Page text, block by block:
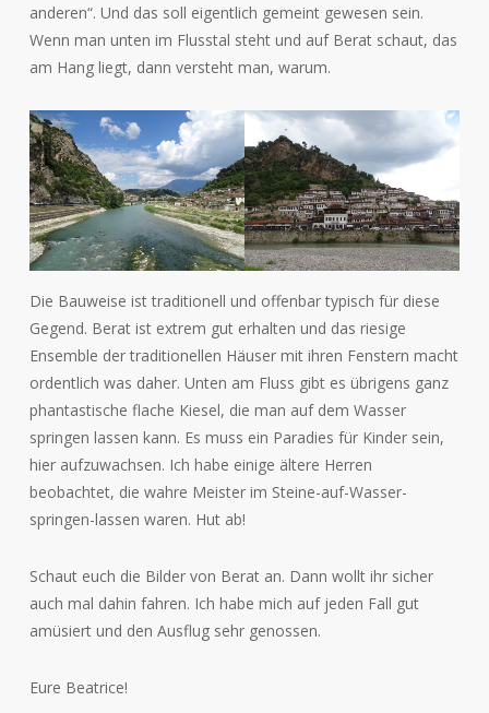
anderen“. Und das soll eigentlich gemeint gewesen sein.
Wenn man unten im Flusstal steht und auf Berat schaut, das
am Hang liegt, dann versteht man, warum.
Die Bauweise ist traditionell und offenbar typisch für diese
Gegend. Berat ist extrem gut erhalten und das riesige
Ensemble der traditionellen Häuser mit ihren Fenstern macht
ordentlich was daher. Unten am Fluss gibt es übrigens ganz
phantastische flache Kiesel, die man auf dem Wasser
springen lassen kann. Es muss ein Paradies für Kinder sein,
hier aufzuwachsen. Ich habe einige ältere Herren
beobachtet, die wahre Meister im Steine-auf-Wasser-
springen-lassen waren. Hut ab!
Schaut euch die Bilder von Berat an. Dann wollt ihr sicher
auch mal dahin fahren. Ich habe mich auf jeden Fall gut
amüsiert und den Ausflug sehr genossen.
Eure Beatrice!